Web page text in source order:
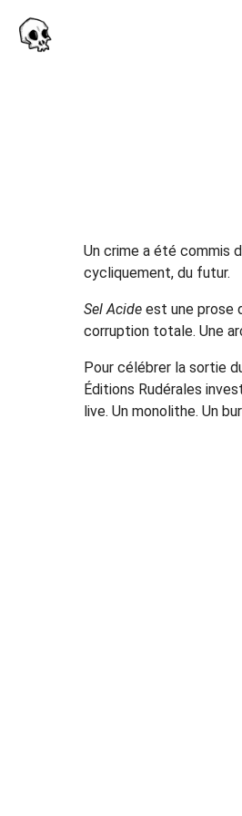
Un crime a été commis
cycliquement, du futur.
Sel Acide est une prose
corruption totale. Une
Pour célébrer la sortie
Éditions Rudérales
live. Un monolithe. Un